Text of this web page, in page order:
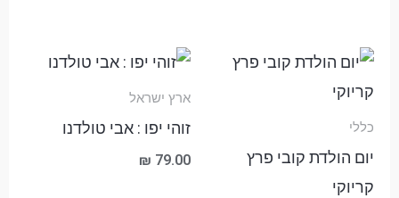
כללי
יום הולדת קובי פרץ
קריוקי
ארץ ישראל
זוהי יפו : אבי טולדנו
₪ 79.00